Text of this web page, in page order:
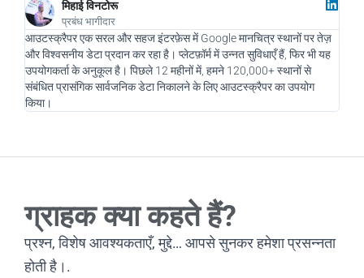
मिहाई विनटोरू
प्रबंध भागीदार
आउटस्क्रैपर एक सरल और सहज इंटरफ़ेस में Google मानचित्र स्थानों पर तेज़
और विश्वसनीय डेटा प्रदान कर रहा है। प्लेटफ़ॉर्म में उन्नत सुविधाएँ हैं, फिर भी यह
उपयोगकर्ता के अनुकूल है। पिछले 12 महीनों में, हमने 120,000+ स्थानों से
संबंधित प्रासंगिक सार्वजनिक डेटा निकालने के लिए आउटस्क्रैपर का उपयोग
किया।
ग्राहक क्या कहते हैं?
प्रश्न, विशेष आवश्यकताएँ, मुद्दे… आपसे सुनकर हमेशा प्रसन्नता
होती है।.